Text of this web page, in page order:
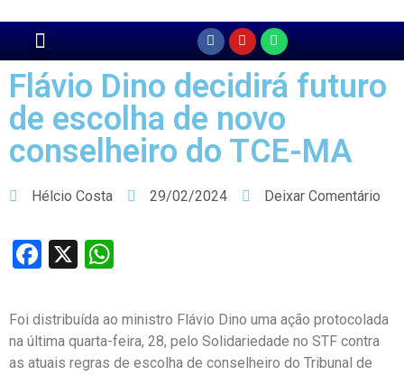
Flávio Dino decidirá futuro
de escolha de novo
conselheiro do TCE-MA
Hélcio Costa 29/02/2024 Deixar Comentário
Facebook
X
Foi distribuída ao ministro Flávio Dino uma ação protocolada
na última quarta-feira, 28, pelo Solidariedade no STF contra
as atuais regras de escolha de conselheiro do Tribunal de